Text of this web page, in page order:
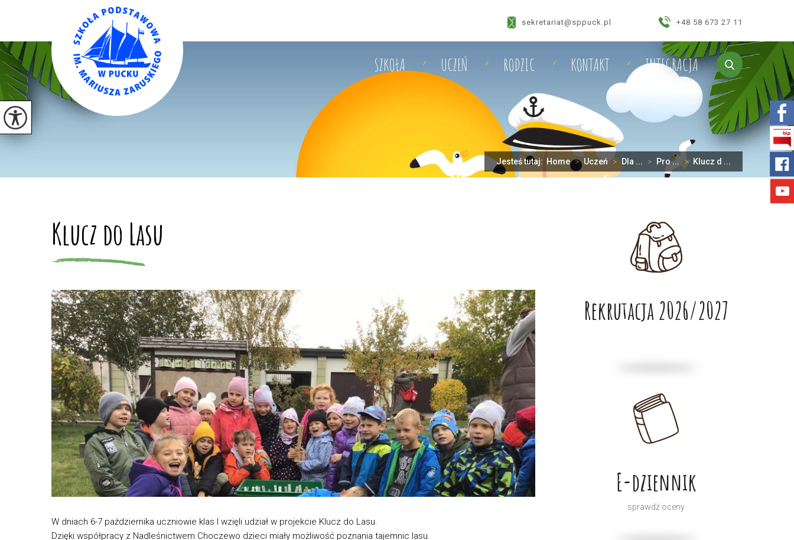
sekretariat@sppuck.pl +48 58 673 27 11
SZKOŁA UCZEŃ RODZIC KONTAKT INTEGRACJA
Jesteś tutaj: Home > Uczeń > Dla ... > Pro ... > Klucz d ...
Klucz do Lasu
W dniach 6-7 października uczniowie klas I wzięli udział w projekcie Klucz do Lasu.
Dzięki współpracy z Nadleśnictwem Choczewo dzieci miały możliwość poznania tajemnic lasu.
Rekrutacja 2026/2027
E-dziennik
sprawdź oceny